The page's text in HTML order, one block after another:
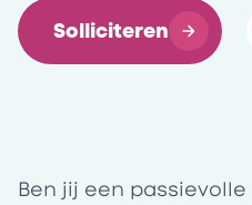
Solliciteren
Ben jij een